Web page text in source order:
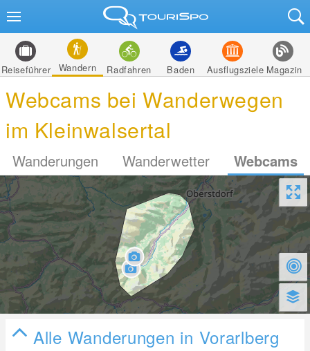
Reiseführer Wandern Radfahren Baden Ausflugsziele Magazin
Webcams bei Wanderwegen
im Kleinwalsertal
Wanderungen Wanderwetter Webcams
Alle Wanderungen in Vorarlberg